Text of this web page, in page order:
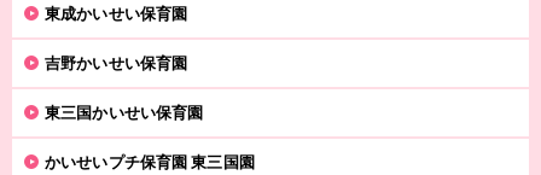
東成かいせい保育園
吉野かいせい保育園
東三国かいせい保育園
かいせいプチ保育園 東三国園